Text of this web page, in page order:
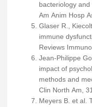
bacteriology
Am Anim Hosp
Glaser R.,
immune
Reviews
Jean-Philippe
impact of
methods and
Clin North Am,
Meyers B. et al.